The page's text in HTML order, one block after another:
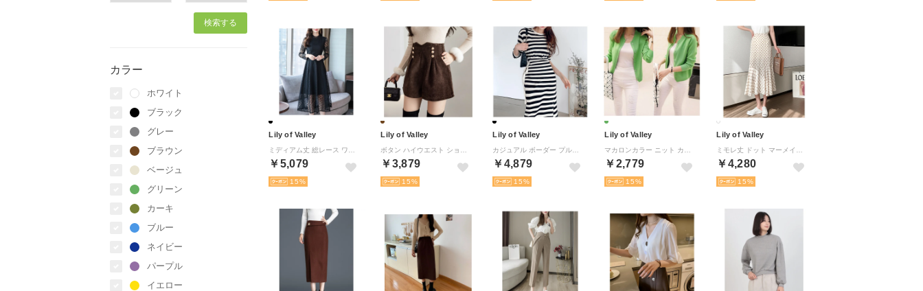
カラー
ホワイト
ブラック
グレー
ブラウン
ベージュ
グリーン
カーキ
ブルー
ネイビー
パープル
イエロー
Lily of Valley
￥5,079
15
Lily of Valley
￥3,879
15
Lily of Valley
￥4,879
15
Lily of Valley
￥2,779
15
Lily of Valley
￥4,280
15